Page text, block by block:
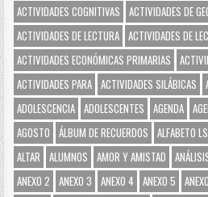
ACTIVIDADES COGNITIVAS
ACTIVIDADES DE
ACTIVIDADES DE LECTURA ACTIVIDADES DE
ACTIVIDADES ECONÓMICAS PRIMARIAS
ACTIVIDADES PARA ACTIVIDADES SILÁBICAS
ADOLESCENCIA ADOLESCENTES AGENDA
AGOSTO
ÁLBUM DE RECUERDOS ALFABETO
ALTAR
ALUMNOS AMOR Y AMISTAD
ANEXO 2
ANEXO 3 ANEXO 4 ANEXO 5